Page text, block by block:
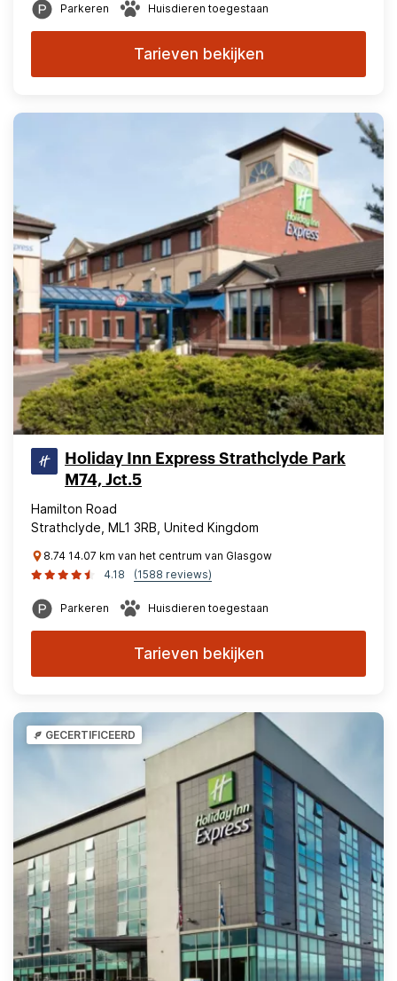
Parkeren Huisdieren toegestaan
Tarieven bekijken
Holiday Inn Express Strathclyde Park
M74, Jct.5
Hamilton Road
Strathclyde, ML1 3RB, United Kingdom
8.74 14.07 km van het centrum van Glasgow
4.18
(1588 reviews)
Parkeren Huisdieren toegestaan
Tarieven bekijken
GECERTIFICEERD